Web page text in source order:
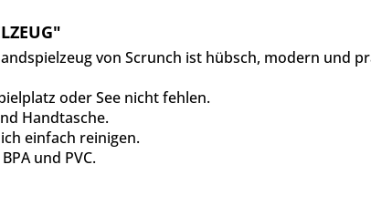
von Scrunch ist hübsch, modern und
oder See nicht fehlen.
Handtasche.
einfach reinigen.
und PVC.